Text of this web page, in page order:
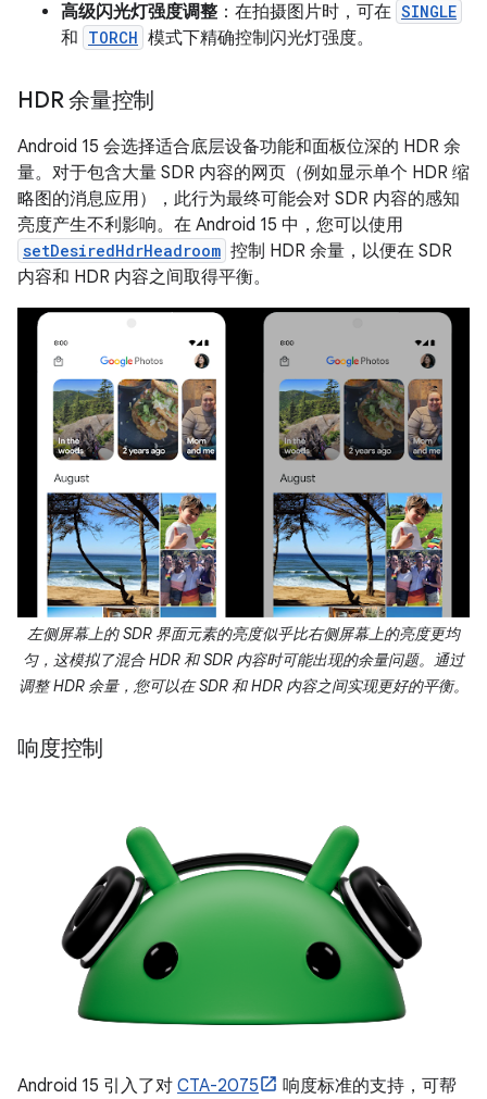
高级闪光灯强度调整 ：在拍摄图片时，可在 SINGLE
和 TORCH 模式下精确控制闪光灯强度。
HDR 余量控制
Android 15 会选择适合底层设备功能和面板位深的 HDR 余
量。对于包含大量 SDR 内容的网页（例如显示单个 HDR 缩
略图的消息应用），此行为最终可能会对 SDR 内容的感知
亮度产生不利影响。在 Android 15 中，您可以使用
setDesiredHdrHeadroom 控制 HDR 余量，以便在 SDR
内容和 HDR 内容之间取得平衡。
左侧屏幕上的 SDR 界面元素的亮度似乎比右侧屏幕上的亮度更均
匀，这模拟了混合 HDR 和 SDR 内容时可能出现的余量问题。通过
调整 HDR 余量，您可以在 SDR 和 HDR 内容之间实现更好的平衡。
响度控制
Android 15 引入了对 CTA-2075
响度标准的支持，可帮